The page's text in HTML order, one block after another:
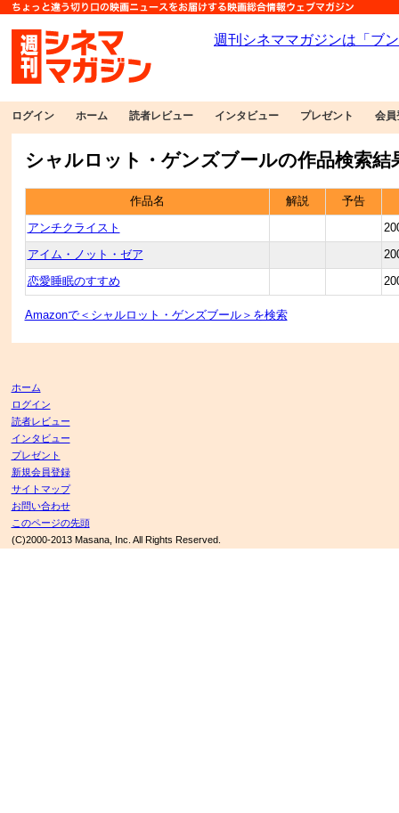
ログイン ホーム 読者レビュー インタビュー プレゼント 会員
シャルロット・ゲンズブールの作品検索結
作品名 解説 予告
アンチクライスト
アイム・ノット・ゼア
恋愛睡眠のすすめ
Amazonで＜シャルロット・ゲンズブール＞を検索
ホーム
ログイン
読者レビュー
インタビュー
プレゼント
新規会員登録
サイトマップ
お問い合わせ
このページの先頭
(C)2000-2013 Masana, Inc. All Rights Reserved.